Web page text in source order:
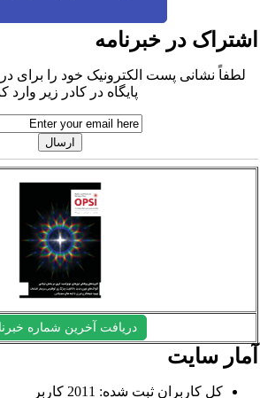
در خبرنامه
لطفاً نشانی پست الکترونیک خود را برای
پایگاه در کادر زیر وارد
دریافت آخرین شماره
سایت
کل کاربران ثبت شده: 2011 کاربر